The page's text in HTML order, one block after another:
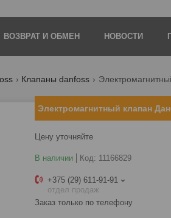
ВОЗВРАТ И ОБМЕН НОВОСТИ
Клапаны danfoss
Электромагнитный клапан
Цену уточняйте
В наличии Код: 11166829
+375 (29) 611-91-91
отдел продаж
Заказ только по телефону